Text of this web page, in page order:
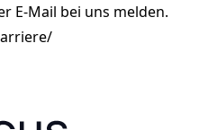
E-Mail bei uns melden.